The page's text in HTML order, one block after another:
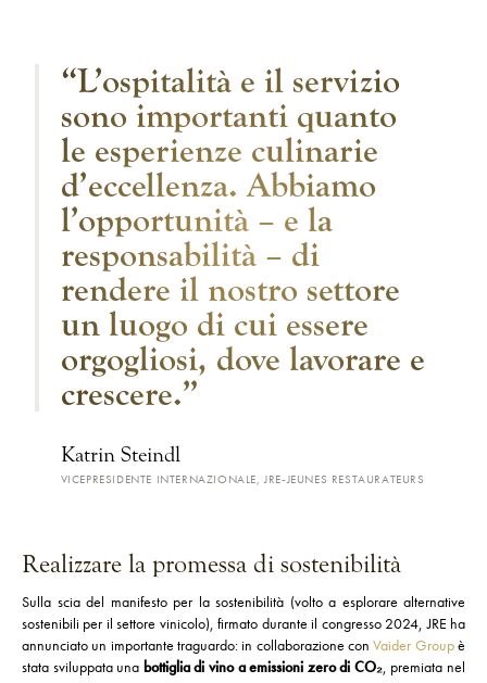
“L’ospitalità e il servizio
sono importanti quanto
le esperienze culinarie
d’eccellenza. Abbiamo
l’opportunità – e la
responsabilità – di
rendere il nostro settore
un luogo di cui essere
orgogliosi, dove lavorare e
crescere.”
Katrin Steindl
VICEPRESIDENTE INTERNAZIONALE, JRE-JEUNES RESTAURATEURS
Realizzare la promessa di sostenibilità
Sulla scia del manifesto per la sostenibilità (volto a esplorare alternative
sostenibili per il settore vinicolo), firmato durante il congresso 2024, JRE ha
annunciato un importante traguardo: in collaborazione conVaider Groupè
stata sviluppata una bottiglia di vino a emissioni zero di CO₂, premiata nel